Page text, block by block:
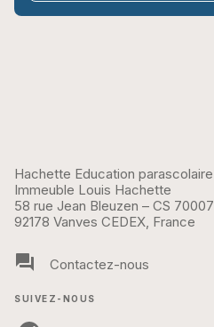
Hachette Education parascolaire
Immeuble Louis Hachette
58 rue Jean Bleuzen – CS 70007
92178 Vanves CEDEX, France
question_answer Contactez-nous
SUIVEZ-NOUS